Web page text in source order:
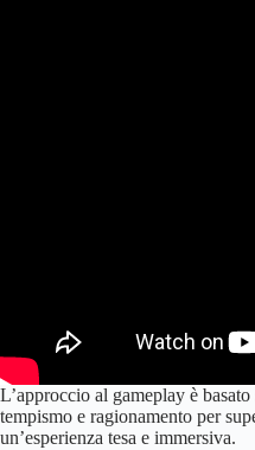
L’approccio al gameplay è
tempismo e ragionamento per
un’esperienza tesa e immersiva.